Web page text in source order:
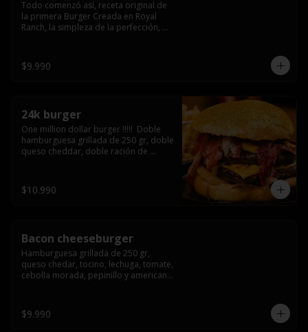
Todo comenzó así, receta original de
la primera Burger Creada en Royal
Ranch, la simpleza de la perfección,
queso cheddar
$9.990
24k burger
One million dollar burger !!!!!  Doble
hamburguesa grillada de 250 gr, doble
queso cheddar, doble ración de
gold glitter
$10.990
Bacon cheeseburger
Hamburguesa grillada de 250 gr,
queso chedar, tocino, lechuga, tomate,
cebolla morada, pepinillo y american
$9.990